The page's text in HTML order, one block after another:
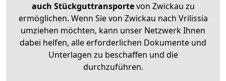
auch Stückguttransportevon Zwickau zu
ermöglichen. Wenn Sie von Zwickau nach Vrilissia
umziehen möchten, kann unser Netzwerk Ihnen
dabei helfen, alle erforderlichen Dokumente und
Unterlagen zu beschaffen und die
durchzuführen.